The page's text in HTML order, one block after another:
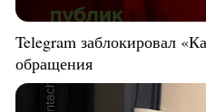
Telegram заблокировал
обращения